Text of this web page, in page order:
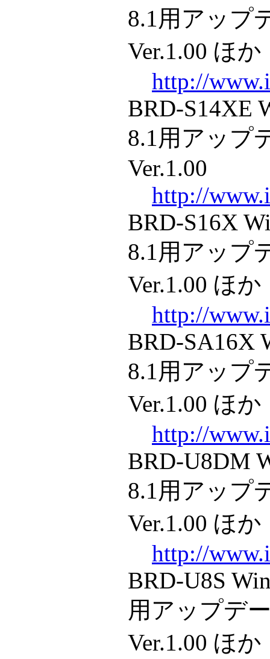
8.1用アップ
Ver.1.00 ほか
http://
BRD-S14XE
8.1用アップ
Ver.1.00
http://
BRD-S16X
8.1用アップ
Ver.1.00 ほか
http://
BRD-SA16X
8.1用アップ
Ver.1.00 ほか
http://
BRD-U8DM
8.1用アップ
Ver.1.00 ほか
http://
BRD-U8S
用アップデ
Ver.1.00 ほか